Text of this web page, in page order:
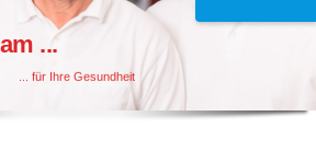
...
... für Ihre Gesundheit